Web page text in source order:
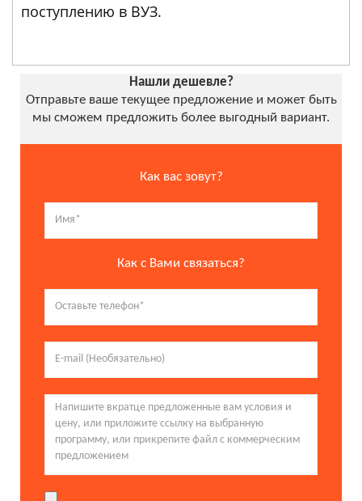
поступлению в ВУЗ.
Нашли дешевле?
Отправьте ваше текущее предложение и может быть
мы сможем предложить более выгодный вариант.
Как вас зовут?
Как с Вами связаться?